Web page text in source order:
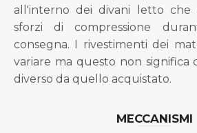
all'interno dei divani letto che
sforzi di compressione
consegna. I rivestimenti dei
variare ma questo non significa
diverso da quello acquistato.
MECCANISMI